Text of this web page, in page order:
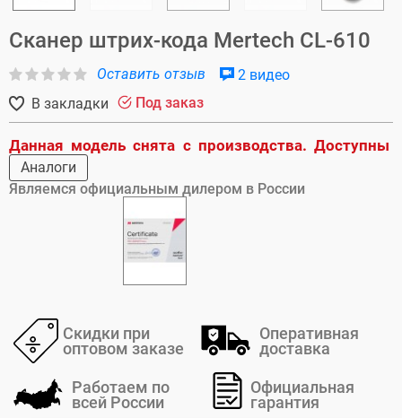
Сканер штрих-кода Mertech CL-610
Оставить отзыв
2 видео
В закладки
Под заказ
Данная модель снята с производства. Доступны
Аналоги
Являемся официальным дилером в России
Скидки при
оптовом заказе
Оперативная
доставка
Работаем по
всей России
Официальная
гарантия